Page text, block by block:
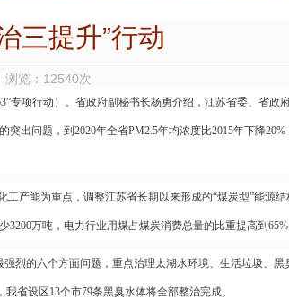
三提升”行动
浏览：12540次
项行动）。省政府副秘书长杨勇介绍，江苏省委、省政
出问题，到2020年全省PM2.5年均浓度比2015年下降
产能为重点，调整江苏省长期以来形成的“煤炭型”能源结
万吨，电力行业用煤占煤炭消费总量的比重提高到65%
的六个方面问题，重点治理太湖水环境、生活垃圾、黑
省设区13个市79条黑臭水体将全部整治完成。